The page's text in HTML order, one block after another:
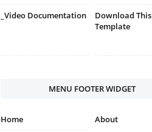
_Video Documentation
Download This
Template
MENU FOOTER WIDGET
Home
About